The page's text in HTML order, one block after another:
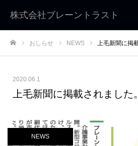
株式会社ブレーントラスト
おしらせ NEWS 上毛新聞に掲
2020.06.1
上毛新聞に掲載されました。
NEWS